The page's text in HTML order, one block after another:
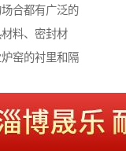
合都有广泛的
料、密封材
窑的衬里和隔